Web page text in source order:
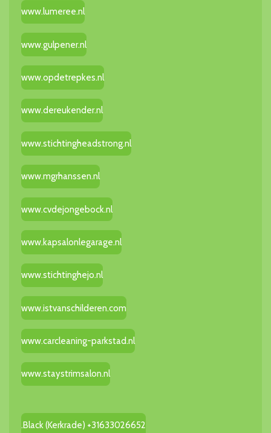
www.lumeree.nl
www.gulpener.nl
www.opdetrepkes.nl
www.dereukender.nl
www.stichtingheadstrong.nl
www.mgrhanssen.nl
www.cvdejongebock.nl
www.kapsalonlegarage.nl
www.stichtinghejo.nl
www.istvanschilderen.com
www.carcleaning-parkstad.nl
www.staystrimsalon.nl
.Black (Kerkrade) +31633026652